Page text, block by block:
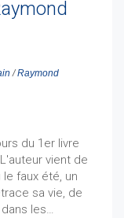
/Raymond
du 1er livre
vient de
faux été, un
sa vie, de
les…